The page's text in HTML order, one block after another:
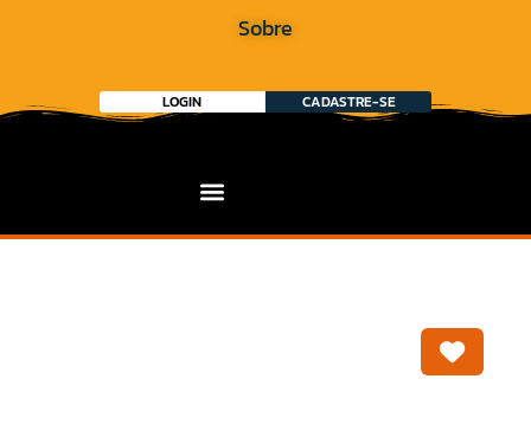
Sobre
LOGIN CADASTRE-SE